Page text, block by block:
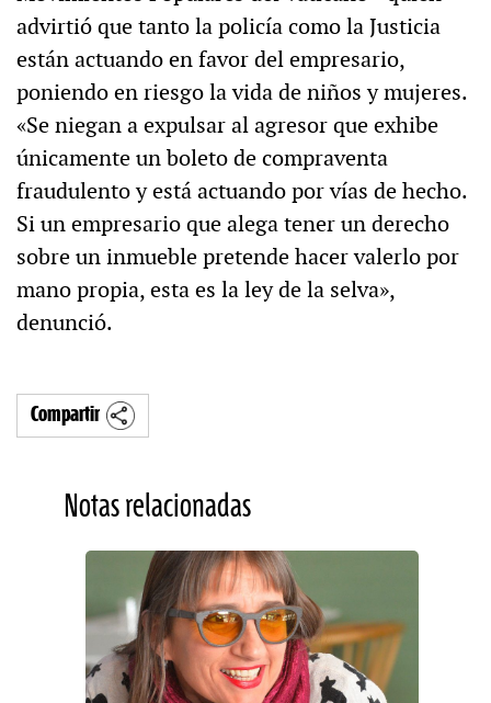
advirtió que tanto la policía como la Justicia
están actuando en favor del empresario,
poniendo en riesgo la vida de niños y mujeres.
«Se niegan a expulsar al agresor que exhibe
únicamente un boleto de compraventa
fraudulento y está actuando por vías de hecho.
Si un empresario que alega tener un derecho
sobre un inmueble pretende hacer valerlo por
mano propia, esta es la ley de la selva»,
denunció.
Compartir
Notas relacionadas